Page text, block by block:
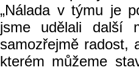
„Nálada v týmu je
jsme udělali další
samozřejmě radost,
kterém můžeme